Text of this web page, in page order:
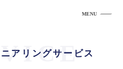
MENU
アリングサービス